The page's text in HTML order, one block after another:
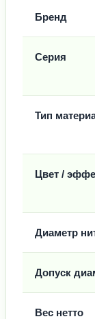
Бренд
Серия
Тип
Цвет /
Диаметр
Допуск
Вес нетто